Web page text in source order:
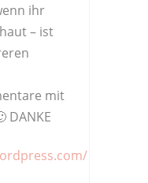
ihr
– ist
mit
DANKE